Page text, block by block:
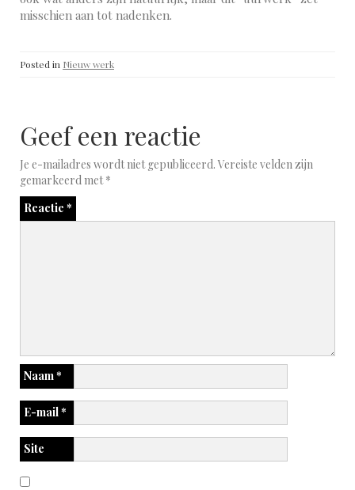
misschien aan tot nadenken.
Posted in Nieuw werk
Geef een reactie
Je e-mailadres wordt niet gepubliceerd. Vereiste velden zijn
gemarkeerd met*
Reactie *
Naam*
E-mail*
Site